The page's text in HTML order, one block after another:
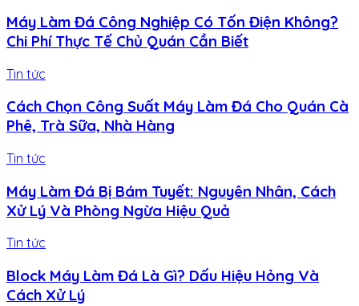
Máy Làm Đá Công Nghiệp Có Tốn Điện Không?
Chi Phí Thực Tế Chủ Quán Cần Biết
Tin tức
Cách Chọn Công Suất Máy Làm Đá Cho Quán Cà
Phê, Trà Sữa, Nhà Hàng
Tin tức
Máy Làm Đá Bị Bám Tuyết: Nguyên Nhân, Cách
Xử Lý Và Phòng Ngừa Hiệu Quả
Tin tức
Block Máy Làm Đá Là Gì? Dấu Hiệu Hỏng Và
Cách Xử Lý